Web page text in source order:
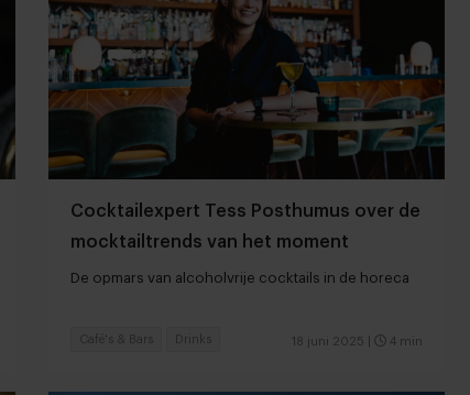
Cocktailexpert Tess Posthumus over de
mocktailtrends van het moment
De opmars van alcoholvrije cocktails in de horeca
18 juni 2025 4 min
Café's & Bars Drinks